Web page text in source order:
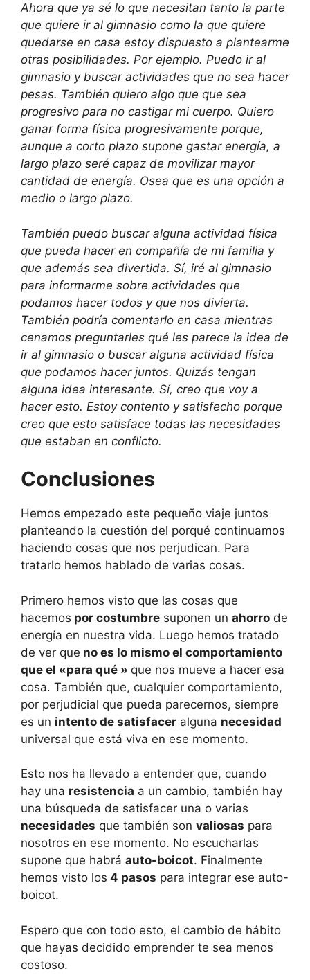
Ahora que ya sé lo que necesitan tanto la parte
que quiere ir al gimnasio como la que quiere
quedarse en casa estoy dispuesto a plantearme
otras posibilidades. Por ejemplo. Puedo ir al
gimnasio y buscar actividades que no sea hacer
pesas. También quiero algo que que sea
progresivo para no castigar mi cuerpo. Quiero
ganar forma física progresivamente porque,
aunque a corto plazo supone gastar energía, a
largo plazo seré capaz de movilizar mayor
cantidad de energía. Osea que es una opción a
medio o largo plazo.
También puedo buscar alguna actividad física
que pueda hacer en compañía de mi familia y
que además sea divertida. Sí, iré al gimnasio
para informarme sobre actividades que
podamos hacer todos y que nos divierta.
También podría comentarlo en casa mientras
cenamos preguntarles qué les parece la idea de
ir al gimnasio o buscar alguna actividad física
que podamos hacer juntos. Quizás tengan
alguna idea interesante. Sí, creo que voy a
hacer esto. Estoy contento y satisfecho porque
creo que esto satisface todas las necesidades
que estaban en conflicto.
Conclusiones
Hemos empezado este pequeño viaje juntos
planteando la cuestión del porqué continuamos
haciendo cosas que nos perjudican. Para
tratarlo hemos hablado de varias cosas.
Primero hemos visto que las cosas que
hacemos por costumbre suponen un ahorro de
energía en nuestra vida. Luego hemos tratado
de ver que no es lo mismo el comportamiento
que el «para qué » que nos mueve a hacer esa
cosa. También que, cualquier comportamiento,
por perjudicial que pueda parecernos, siempre
es un intento de satisfacer alguna necesidad
universal que está viva en ese momento.
Esto nos ha llevado a entender que, cuando
hay una resistencia a un cambio, también hay
una búsqueda de satisfacer una o varias
necesidades que también son valiosas para
nosotros en ese momento. No escucharlas
supone que habrá auto-boicot. Finalmente
hemos visto los 4 pasos para integrar ese auto-
boicot.
Espero que con todo esto, el cambio de hábito
que hayas decidido emprender te sea menos
costoso.